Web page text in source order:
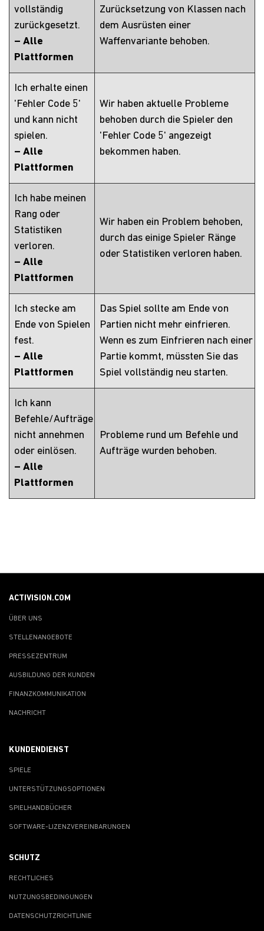
vollständig
zurückgesetzt.
– Alle
Plattformen
Zurücksetzung von Klassen nach
dem Ausrüsten einer
Waffenvariante behoben.
Ich erhalte einen
'Fehler Code 5'
und kann nicht
spielen.
– Alle
Plattformen
Wir haben aktuelle Probleme
behoben durch die Spieler den
'Fehler Code 5' angezeigt
bekommen haben.
Ich habe meinen
Rang oder
Statistiken
verloren.
– Alle
Plattformen
Wir haben ein Problem behoben,
durch das einige Spieler Ränge
oder Statistiken verloren haben.
Ich stecke am
Ende von Spielen
fest.
– Alle
Plattformen
Das Spiel sollte am Ende von
Partien nicht mehr einfrieren.
Wenn es zum Einfrieren nach einer
Partie kommt, müssten Sie das
Spiel vollständig neu starten.
Ich kann
Befehle/Aufträge
nicht annehmen
oder einlösen.
– Alle
Plattformen
Probleme rund um Befehle und
Aufträge wurden behoben.
ACTIVISION.COM
ÜBER UNS
STELLENANGEBOTE
PRESSEZENTRUM
AUSBILDUNG DER KUNDEN
FINANZKOMMUNIKATION
NACHRICHT
KUNDENDIENST
SPIELE
UNTERSTÜTZUNGSOPTIONEN
SPIELHANDBÜCHER
SOFTWARE-LIZENZVEREINBARUNGEN
SCHUTZ
RECHTLICHES
NUTZUNGSBEDINGUNGEN
DATENSCHUTZRICHTLINIE